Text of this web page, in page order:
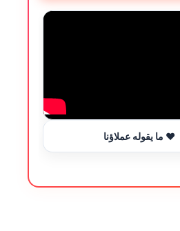
ما يقوله عملاؤنا ❤️